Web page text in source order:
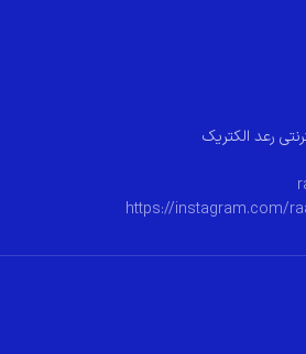
رعد الکتریک
https://instagram.com/